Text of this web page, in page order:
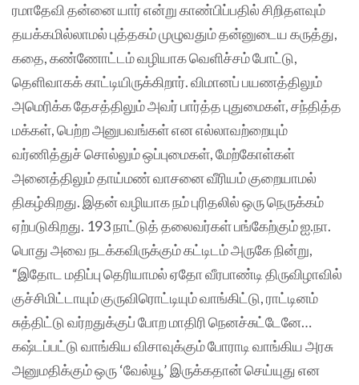
ரமாதேவி தன்னை யார் என்று காண்பிப்பதில் சிறிதளவும்
தயக்கமில்லாமல் புத்தகம் முழுவதும் தன்னுடைய கருத்து,
கதை, கண்ணோட்டம் வழியாக வெளிச்சம் போட்டு,
தெளிவாகக் காட்டியிருக்கிறார். விமானப் பயணத்திலும்
அமெரிக்க தேசத்திலும் அவர் பார்த்த புதுமைகள், சந்தித்த
மக்கள், பெற்ற அனுபவங்கள் என எல்லாவற்றையும்
வர்ணித்துச் சொல்லும் ஒப்புமைகள், மேற்கோள்கள்
அனைத்திலும் தாய்மண் வாசனை வீரியம் குறையாமல்
திகழ்கிறது. இதன் வழியாக நம் புரிதலில் ஒரு நெருக்கம்
ஏற்படுகிறது. 193 நாட்டுத் தலைவர்கள் பங்கேற்கும் ஐ.நா.
பொது அவை நடக்கவிருக்கும் கட்டிடம் அருகே நின்று,
“இதோட மதிப்பு தெரியாமல் ஏதோ வீரபாண்டி திருவிழாவில்
குச்சிமிட்டாயும் குருவிரொட்டியும் வாங்கிட்டு, ராட்டினம்
சுத்திட்டு வர்றதுக்குப் போற மாதிரி நெனச்சுட்டேனே…
கஷ்டப்பட்டு வாங்கிய விசாவுக்கும் போராடி வாங்கிய அரசு
அனுமதிக்கும் ஒரு ‘வேல்யூ’ இருக்கதான் செய்யுது என